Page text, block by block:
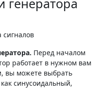
Перед началом
работает в нужном вам
вы можете выбрать
синусоидальный,